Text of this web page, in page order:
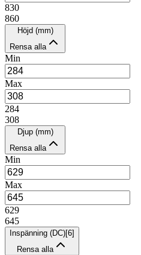
830
860
Höjd (mm)
Rensa alla
Min
Max
284
308
Djup (mm)
Rensa alla
Min
Max
629
645
Inspänning (DC)[6]
Rensa alla